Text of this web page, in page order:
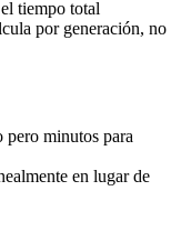
tiempo total
por generación, no
pero minutos para
en lugar de